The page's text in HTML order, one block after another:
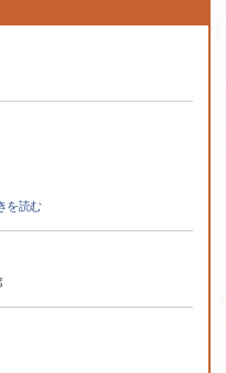
を読む